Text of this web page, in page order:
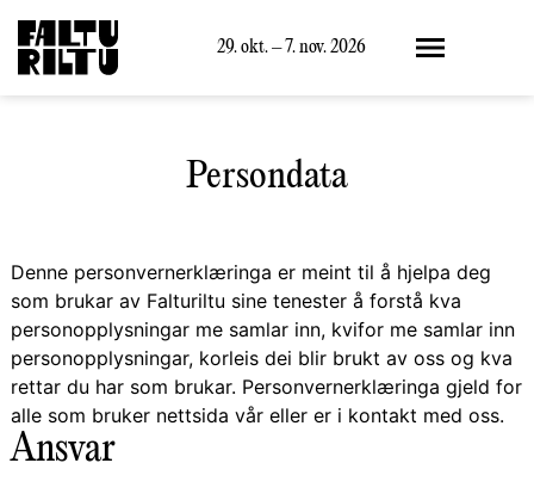
29. okt. – 7. nov. 2026 Meny
Persondata
Denne personvernerklæringa er meint til å hjelpa deg
som brukar av Falturiltu sine tenester å forstå kva
personopplysningar me samlar inn, kvifor me samlar inn
personopplysningar, korleis dei blir brukt av oss og kva
rettar du har som brukar. Personvernerklæringa gjeld for
alle som bruker nettsida vår eller er i kontakt med oss.
Ansvar